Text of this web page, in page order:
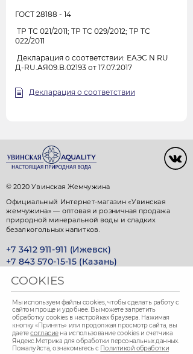
ГОСТ 28188 - 14
ТР ТС 021/2011; ТР ТС 029/2012; ТР ТС
022/2011
Декларация о соответствии: ЕАЭС N RU
Д-RU.AЯ09.В.02193 от 17.07.2017
Декларация о соответствии
© 2020 Увинская Жемчужина
Официальный Интернет-магазин «Увинская
жемчужина» — оптовая и розничная продажа
природной минеральной воды и сладких
безалкогольных напитков.
+7 3412 911-911 (Ижевск)
+7 843 570-15-15 (Казань)
Город Ижевск, Казань
Доставка ежедневно с 9.00 до 22.00
СПОСОБ ОПЛАТЫ
COOKIES
Мы используем файлы cookies, чтобы сделать работу с
сайтом проще и удобнее. Вы можете запретить
обработку сookies в настройках браузера. Нажимая
кнопку «Принять» или продолжая просмотр сайта, вы
даетесогласиена использование cookies и счетчика
Яндекс.Метрика для обработки персональных данных.
Пожалуйста, ознакомьтесь с Политикой обработки